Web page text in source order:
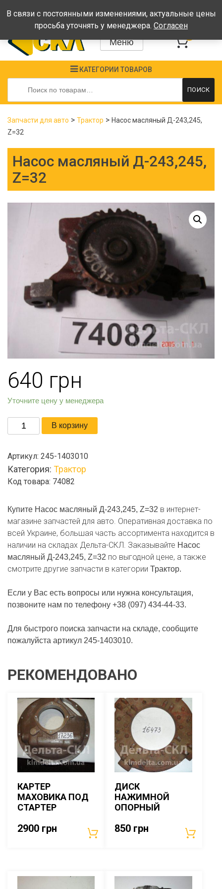
Время работы: Пн-Пт: 08:00-17:00, Сб-Вс - выходные
Меню
КАТЕГОРИИ ТОВАРОВ
Искать:
ПОИСК
Запчасти для авто > Трактор > Насос масляный Д-243,245,
Z=32
Насос масляный Д-243,245,
Z=32
640 грн
Уточните цену у менеджера
Количество
товара
масляный
Д-243,245,
Z=32
В корзину
Артикул: 245-1403010
Категория: Трактор
Код товара: 74082
Купите Насос масляный Д-243,245, Z=32 в интернет-
магазине запчастей для авто. Оперативная доставка по
всей Украине, большая часть ассортимента находится в
наличии на складах Дельта-СКЛ. Заказывайте Насос
масляный Д-243,245, Z=32 по выгодной цене, а также
смотрите другие запчасти в категории Трактор.
Если у Вас есть вопросы или нужна консультация,
позвоните нам по телефону +38 (097) 434-44-33.
Для быстрого поиска запчасти на складе, сообщите
пожалуйста артикул 245-1403010.
РЕКОМЕНДОВАНО
КАРТЕР
МАХОВИКА ПОД
СТАРТЕР
2900 грн
ДИСК
НАЖИМНОЙ
ОПОРНЫЙ
850 грн
В связи с постоянными изменениями, актуальные цены
просьба уточнять у менеджера. Согласен